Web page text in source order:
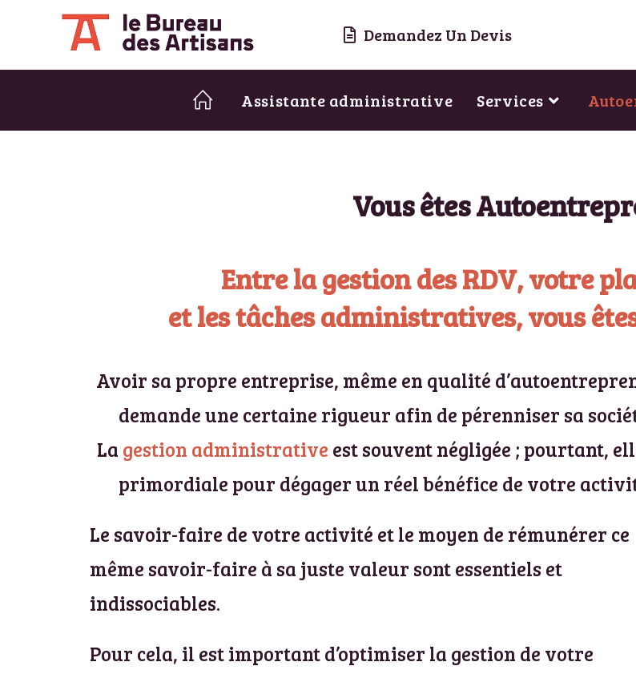
Demandez Un Devis
Assistante administrative Services
Vous êtes
Entre la gestion des RDV, votre
et les tâches administratives, vous
Avoir sa propre entreprise, même en qualité
demande une certaine rigueur afin de pérenniser sa
La gestion administrative est souvent négligée ; pourtant,
primordiale pour dégager un réel bénéfice de votre
Le savoir-faire de votre activité et le moyen de rémunérer ce
même savoir-faire à sa juste valeur sont essentiels et
indissociables.
Pour cela, il est important d’optimiser la gestion de votre